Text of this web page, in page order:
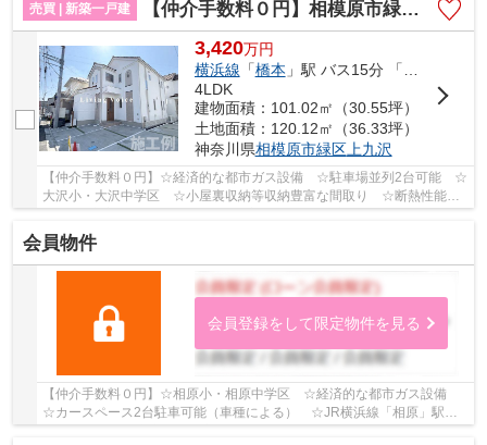
売買 | 新築一戸建
【仲介手数料０円】相模原市緑区上九沢12期 新築一戸建て
3,420万円
横浜線 「橋本 」駅 バス15分 「上九沢」 停歩4分
4LDK
建物面積：101.02㎡（30.55坪）
土地面積：120.12㎡（36.33坪）
神奈川県相模原市緑区上九沢
【仲介手数料０円】☆経済的な都市ガス設備 ☆駐車場並列2台可能 ☆
大沢小・大沢中学区 ☆小屋裏収納等収納豊富な間取り ☆断熱性能等
会員物件
会員登録をして限定物件を見る
【仲介手数料０円】☆相原小・相原中学区 ☆経済的な都市ガス設備
☆カースペース2台駐車可能（車種による） ☆JR横浜線「相原」駅徒
歩17分 ☆床暖房完備 ☆宅配ボックスあり ☆収納ス...